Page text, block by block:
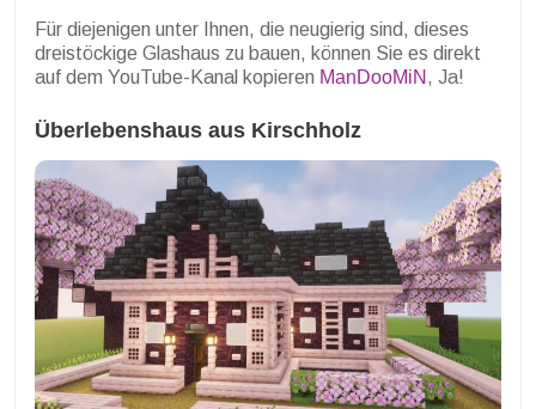
Für diejenigen unter Ihnen, die neugierig sind, dieses
dreistöckige Glashaus zu bauen, können Sie es direkt
auf dem YouTube-Kanal kopieren ManDooMiN , Ja!
Überlebenshaus aus Kirschholz